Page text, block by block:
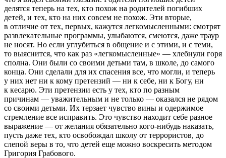
делятся теперь на тех, кто похож на родителей погибших
детей, и тех, кто на них совсем не похож. Эти вторые,
в отличие от тех, первых, кажутся легкомысленными: смотрят
развлекательные программы, улыбаются, смеются, даже траур
не носят. Но если углубиться в общение и с этими, и с теми,
то выяснится, что как раз «легкомысленные» — хлебнули горя
сполна. Они были со своими детьми там, в школе, до самого
конца. Они сделали для их спасения все, что могли, и теперь
у них нет ни к кому претензий — ни к себе, ни к Богу, ни
к кесарю. Эти претензии есть у тех, кто по разным
причинам — уважительным и не только — оказался не рядом
со своими детьми. Их терзает чувство вины и одержимое
стремление все исправить. Это чувство находит себе разное
выражение — от желания обязательно кого-нибудь наказать,
пусть даже тех, кто освобождал школу от террористов, до
слепой веры в то, что детей еще можно воскресить методом
Григория Грабового.